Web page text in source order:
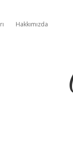
Hakkımızda